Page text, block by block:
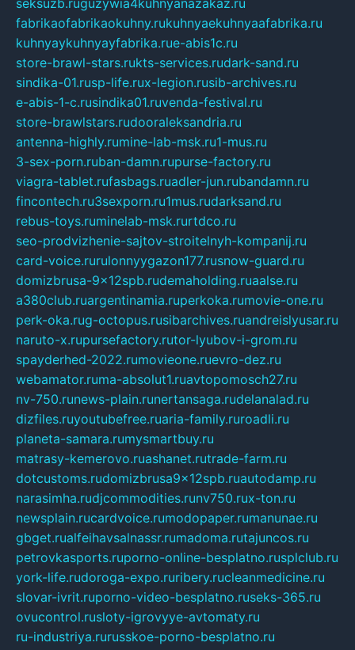
seksuzb.ruguzywia4kuhnyanazakaz.ru
fabrikaofabrikaokuhny.rukuhnyaekuhnyaafabrika.ru
kuhnyaykuhnyayfabrika.rue-abis1c.ru
store-brawl-stars.rukts-services.rudark-sand.ru
sindika-01.rusp-life.rux-legion.rusib-archives.ru
e-abis-1-c.rusindika01.ruvenda-festival.ru
store-brawlstars.rudooraleksandria.ru
antenna-highly.rumine-lab-msk.ru1-mus.ru
3-sex-porn.ruban-damn.rupurse-factory.ru
viagra-tablet.rufasbags.ruadler-jun.rubandamn.ru
fincontech.ru3sexporn.ru1mus.rudarksand.ru
rebus-toys.ruminelab-msk.rurtdco.ru
seo-prodvizhenie-sajtov-stroitelnyh-kompanij.ru
card-voice.rurulonnyygazon177.rusnow-guard.ru
domizbrusa-9x12spb.rudemaholding.ruaalse.ru
a380club.ruargentinamia.ruperkoka.rumovie-one.ru
perk-oka.rug-octopus.rusibarchives.ruandreislyusar.ru
naruto-x.rupursefactory.rutor-lyubov-i-grom.ru
spayderhed-2022.rumovieone.ruevro-dez.ru
webamator.ruma-absolut1.ruavtopomosch27.ru
nv-750.runews-plain.runertansaga.rudelanalad.ru
dizfiles.ruyoutubefree.ruaria-family.ruroadli.ru
planeta-samara.rumysmartbuy.ru
matrasy-kemerovo.ruashanet.rutrade-farm.ru
dotcustoms.rudomizbrusa9x12spb.ruautodamp.ru
narasimha.rudjcommodities.runv750.rux-ton.ru
newsplain.rucardvoice.rumodopaper.rumanunae.ru
gbget.rualfeihavsalnassr.rumadoma.rutajuncos.ru
petrovkasports.ruporno-online-besplatno.rusplclub.ru
york-life.rudoroga-expo.ruribery.rucleanmedicine.ru
slovar-ivrit.ruporno-video-besplatno.ruseks-365.ru
ovucontrol.rusloty-igrovyye-avtomaty.ru
ru-industriya.rurusskoe-porno-besplatno.ru